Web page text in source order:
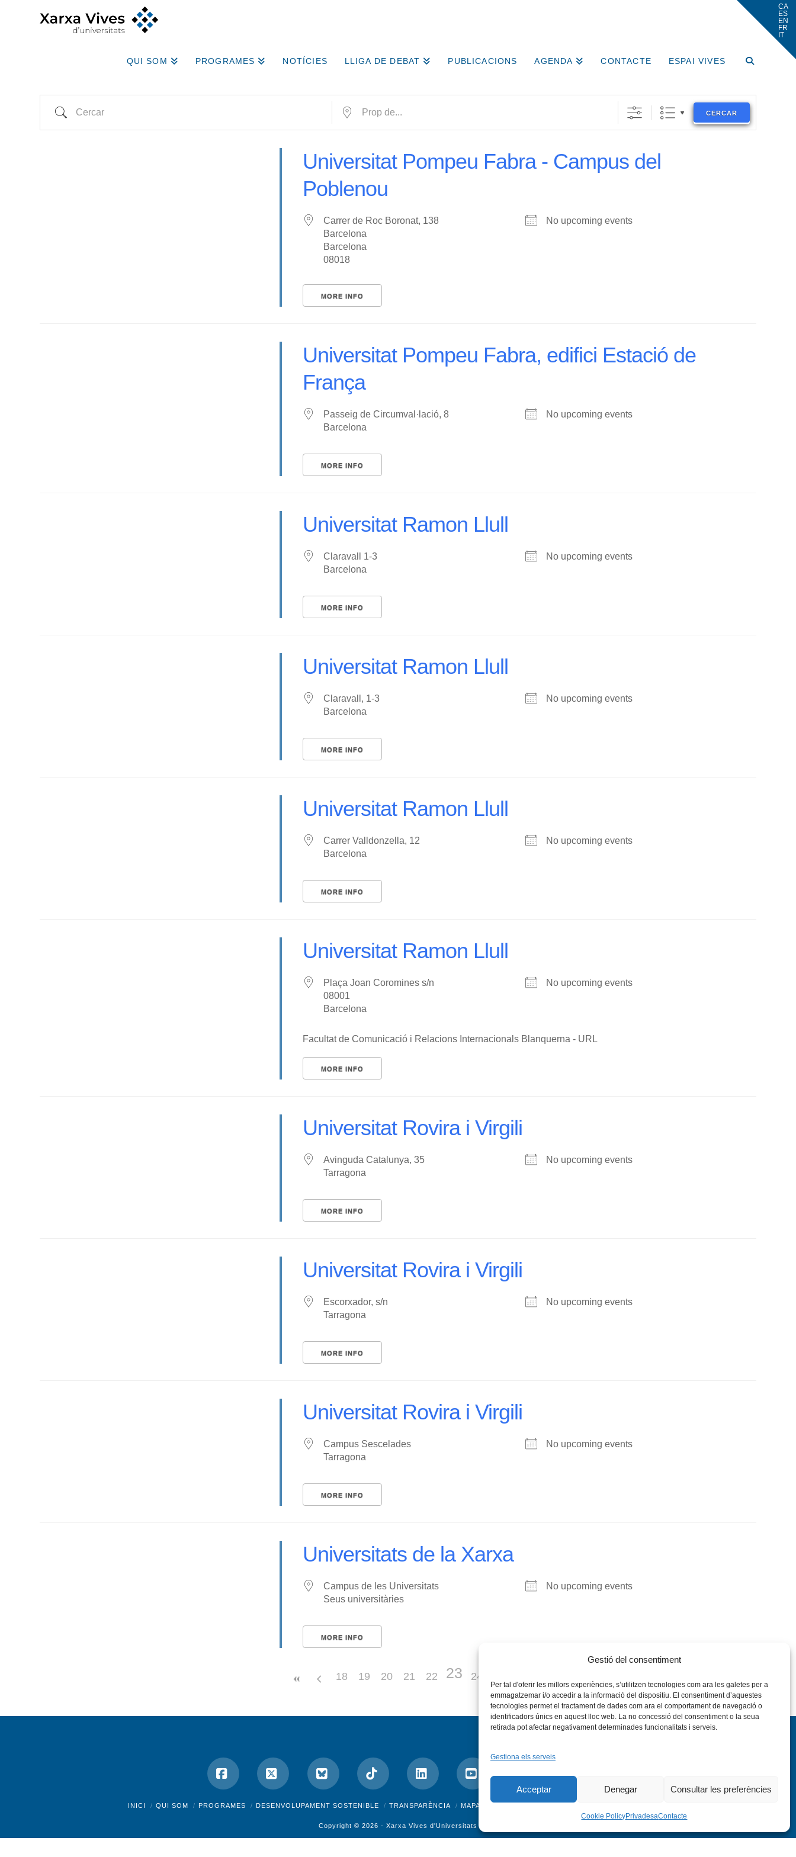
Gestió del consentiment
Per tal d'oferir les millors experiències, s’utilitzen tecnologies com ara les galetes per a
emmagatzemar i/o accedir a la informació del dispositiu. El consentiment d’aquestes
tecnologies permet el tractament de dades com ara el comportament de navegació o
identificadors únics en aquest lloc web. La no concessió del consentiment o la seua
retirada pot afectar negativament determinades funcionalitats i serveis.
Gestiona els serveis
Acceptar Denegar Consultar les preferències
Cookie PolicyPrivadesaContacte
QUI SOM PROGRAMES NOTÍCIES LLIGA DE DEBAT PUBLICACIONS AGENDA CONTACTE ESPAI VIVES
Cercar Prop de...
CERCAR
Universitat Pompeu Fabra - Campus del
Poblenou
Carrer de Roc Boronat, 138
Barcelona
Barcelona
08018
No upcoming events
MORE INFO
Universitat Pompeu Fabra, edifici Estació de
França
Passeig de Circumval·lació, 8
Barcelona
No upcoming events
MORE INFO
Universitat Ramon Llull
Claravall 1-3
Barcelona
No upcoming events
MORE INFO
Universitat Ramon Llull
Claravall, 1-3
Barcelona
No upcoming events
MORE INFO
Universitat Ramon Llull
Carrer Valldonzella, 12
Barcelona
No upcoming events
MORE INFO
Universitat Ramon Llull
Plaça Joan Coromines s/n
08001
Barcelona
No upcoming events
Facultat de Comunicació i Relacions Internacionals Blanquerna - URL
MORE INFO
Universitat Rovira i Virgili
Avinguda Catalunya, 35
Tarragona
No upcoming events
MORE INFO
Universitat Rovira i Virgili
Escorxador, s/n
Tarragona
No upcoming events
MORE INFO
Universitat Rovira i Virgili
Campus Sescelades
Tarragona
No upcoming events
MORE INFO
Universitats de la Xarxa
Campus de les Universitats
Seus universitàries
No upcoming events
MORE INFO
18 19 20 21 22 23 24
Facebook
X Bluesky Tiktok LinkedInYouTubeInstagramFlickr
INICI QUI SOM PROGRAMES DESENVOLUPAMENT SOSTENIBLE TRANSPARÈNCIA MAPA DEL WEB
Copyright © 2026 - Xarxa Vives d'Universitats